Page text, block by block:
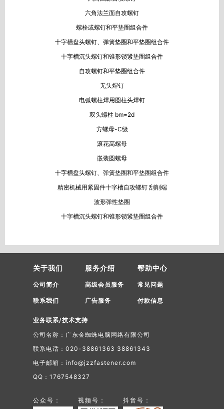
六角法兰面自攻螺钉
螺栓或螺钉和平垫圈组合件
十字槽盘头螺钉、弹簧垫圈和平垫圈组合件
十字槽沉头螺钉和锥形锁紧垫圈组合件
自攻螺钉和平垫圈组合件
无头焊钉
电弧螺柱焊用圆柱头焊钉
双头螺柱 bm=2d
方螺母-C级
滚花高螺母
嵌装圆螺母
十字槽盘头螺钉、弹簧垫圈和平垫圈组合件
精密机械用紧固件十字槽自攻螺钉 刮削端
波形弹性垫圈
十字槽沉头螺钉和锥形锁紧垫圈组合件
关于我们
公司简介
联系我们
服务介绍
高级会员服务
广告服务
帮助中心
常见问题
付款信息
业务联系/技术支持
公司名称：广东金蜘蛛电脑网络有限公司
联系电话：020-38861363 38861343
电子邮箱：info@jzzfastener.com
QQ：1767548327
公众号： 视频号： 抖音号：